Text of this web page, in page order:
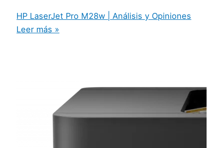
HP LaserJet Pro M28w | Análisis y Opiniones
Leer más »